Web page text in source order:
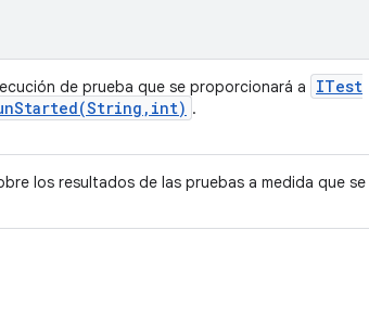
de prueba que se proporcionará a
ITest
String , int) .
los resultados de las pruebas a medida que